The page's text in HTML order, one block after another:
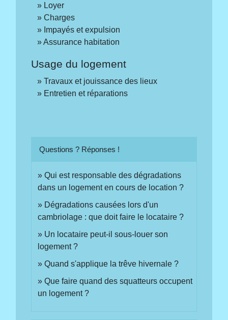
Loyer
Charges
Impayés et expulsion
Assurance habitation
Usage du logement
Travaux et jouissance des lieux
Entretien et réparations
Questions ? Réponses !
Qui est responsable des dégradations
dans un logement en cours de location ?
Dégradations causées lors d'un
cambriolage : que doit faire le locataire ?
Un locataire peut-il sous-louer son
logement ?
Quand s'applique la trêve hivernale ?
Que faire quand des squatteurs occupent
un logement ?